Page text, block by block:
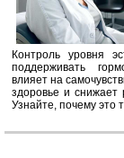
Контроль уровня
поддерживать
влияет на
здоровье и снижает
Узнайте, почему это